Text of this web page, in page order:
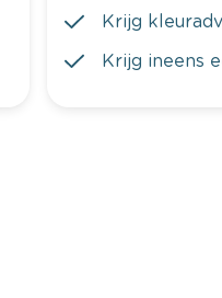
Krijg
Krijg ineens